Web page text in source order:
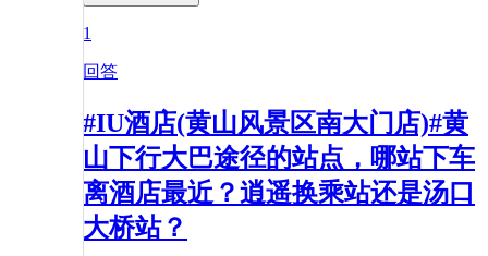
1
回答
#IU酒店(黄山风景区南大门店)#黄
山下行大巴途径的站点，哪站下车
离酒店最近？逍遥换乘站还是汤口
大桥站？